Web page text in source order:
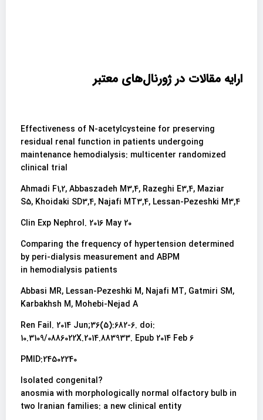
ارایه مقالات در ژورنال‌های معتبر
Effectiveness of N-acetylcysteine for preserving
residual renal function in patients undergoing
maintenance hemodialysis: multicenter randomized
clinical trial
Ahmadi F1,2, Abbaszadeh M3,4, Razeghi E3,4, Maziar
S5, Khoidaki SD3,4, Najafi MT3,4, Lessan-Pezeshki M3,4
Clin Exp Nephrol. 2016 May 20
Comparing the frequency of hypertension determined
by peri-dialysis measurement and ABPM
in hemodialysis patients
Abbasi MR, Lessan-Pezeshki M, Najafi MT, Gatmiri SM,
Karbakhsh M, Mohebi-Nejad A
Ren Fail. 2014 Jun;36(5):682-6. doi:
10.3109/0886022X.2014.883933. Epub 2014 Feb 6
PMID:24502240
?Isolated congenital
anosmia with morphologically normal olfactory bulb in
two Iranian families: a new clinical entity